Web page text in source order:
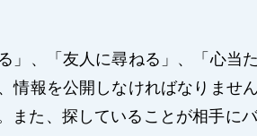
」、「友人に尋ねる」、「心
情報を公開しなければなりませ
また、探していることが相手に